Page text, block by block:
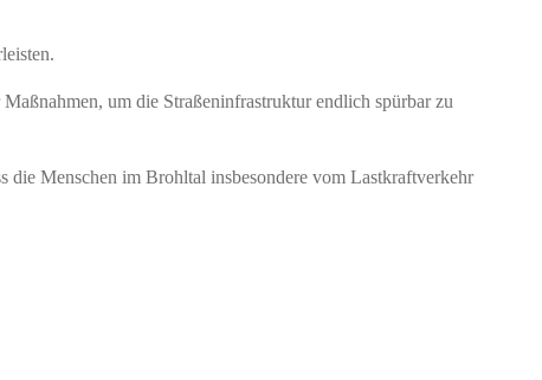
um die Straßeninfrastruktur endlich spürbar zu
Menschen im Brohltal insbesondere vom Lastkraftverkehr